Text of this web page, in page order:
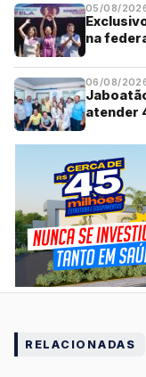
05/08/
na
06/08/
atender
RELACIONADAS